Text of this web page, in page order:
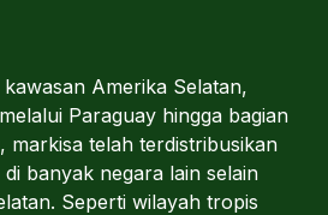
Amerika Selatan,
Paraguay hingga bagian
markisa telah terdistribusikan
banyak negara lain selain
Seperti wilayah tropis